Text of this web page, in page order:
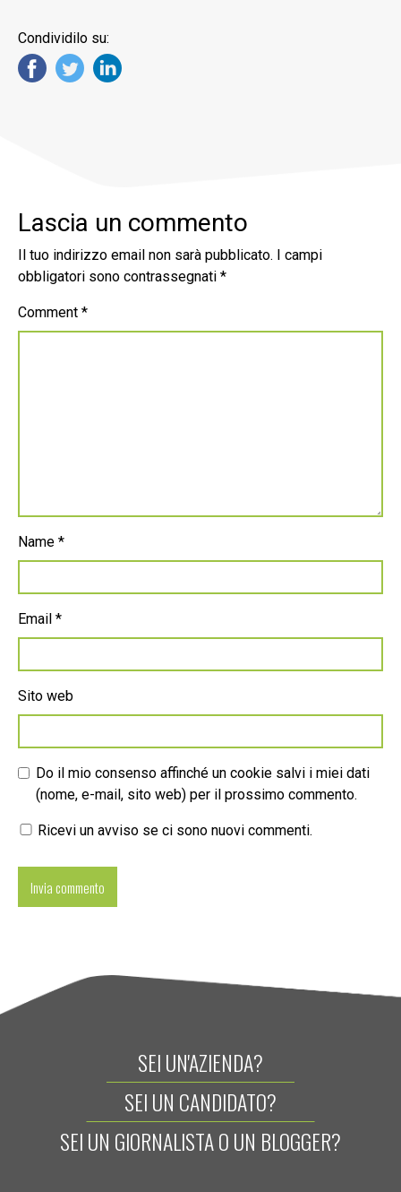
Condividilo su:
Lascia un commento
Il tuo indirizzo email non sarà pubblicato.
I campi
obbligatori sono contrassegnati *
Comment *
Name *
Email *
Sito web
Do il mio consenso affinché un cookie salvi i miei dati
(nome, e-mail, sito web) per il prossimo commento.
Ricevi un avviso se ci sono nuovi commenti.
SEI UN'AZIENDA?
SEI UN CANDIDATO?
SEI UN GIORNALISTA O UN BLOGGER?